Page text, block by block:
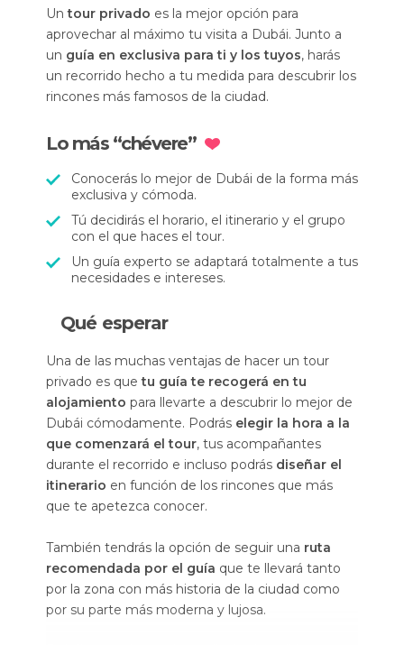
Untour privado es la mejor opción para
aprovechar al máximo tu visita a Dubái. Junto a
un guía en exclusiva para ti y los tuyos, harás
un recorrido hecho a tu medida para descubrir los
rincones más famosos de la ciudad.
Lo más “chévere”
Conocerás lo mejor de Dubái de la forma más
exclusiva y cómoda.
Tú decidirás el horario, el itinerario y el grupo
con el que haces el tour.
Un guía experto se adaptará totalmente a tus
necesidades e intereses.
Qué esperar
Una de las muchas ventajas de hacer un tour
privado es quetu guía te recogerá en tu
alojamiento para llevarte a descubrir lo mejor de
Dubái cómodamente. Podrás elegir la hora a la
que comenzará el tour, tus acompañantes
durante el recorrido e incluso podrás diseñar el
itinerario en función de los rincones que más
que te apetezca conocer.
También tendrás la opción de seguir una ruta
recomendada por el guía que te llevará tanto
por la zona con más historia de la ciudad como
por su parte más moderna y lujosa.